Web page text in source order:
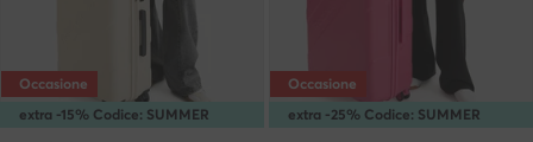
extra -15% Codice: SUMMER
Occasione
extra -25% Codice: SUMMER
Occasione